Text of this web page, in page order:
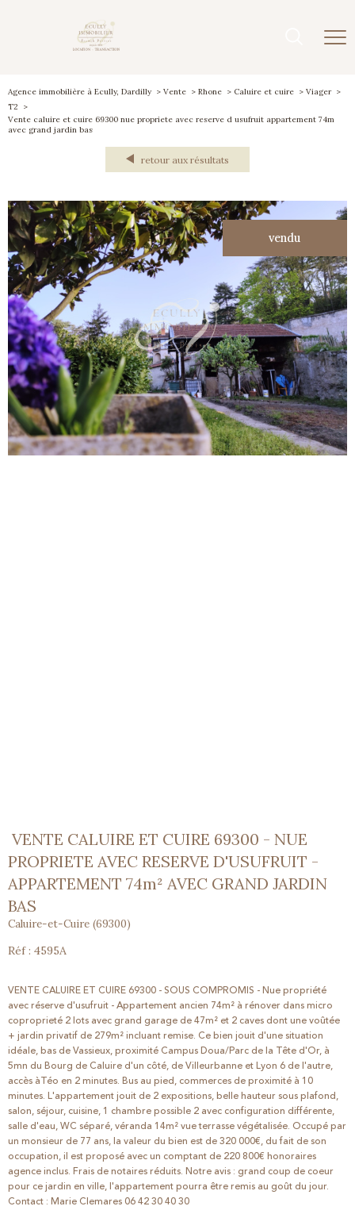
Agence immobilière à Ecully, Dardilly Vente Rhone Caluire et cuire
Viager
T2
Vente caluire et cuire 69300 nue propriete avec reserve d usufruit appartement 74m
avec grand jardin bas
retour aux résultats
vendu
VENTE CALUIRE ET CUIRE 69300 - NUE
PROPRIETE AVEC RESERVE D'USUFRUIT -
APPARTEMENT 74m² AVEC GRAND JARDIN
BAS
Caluire-et-Cuire (69300)
Réf : 4595A
VENTE CALUIRE ET CUIRE 69300 - SOUS COMPROMIS - Nue propriété
avec réserve d'usufruit - Appartement ancien 74m² à rénover dans micro
coproprieté 2 lots avec grand garage de 47m² et 2 caves dont une voûtée
+ jardin privatif de 279m² incluant remise. Ce bien jouit d'une situation
idéale, bas de Vassieux, proximité Campus Doua/Parc de la Tête d'Or, à
5mn du Bourg de Caluire d'un côté, de Villeurbanne et Lyon 6 de l'autre,
accès àTéo en 2 minutes. Bus au pied, commerces de proximité à 10
minutes. L'appartement jouit de 2 expositions, belle hauteur sous plafond,
salon, séjour, cuisine, 1 chambre possible 2 avec configuration différente,
salle d'eau, WC séparé, véranda 14m² vue terrasse végétalisée. Occupé par
un monsieur de 77 ans, la valeur du bien est de 320 000€, du fait de son
occupation, il est proposé avec un comptant de 220 800€ honoraires
agence inclus. Frais de notaires réduits. Notre avis : grand coup de coeur
pour ce jardin en ville, l'appartement pourra être remis au goût du jour.
Contact : Marie Clemares 06 42 30 40 30